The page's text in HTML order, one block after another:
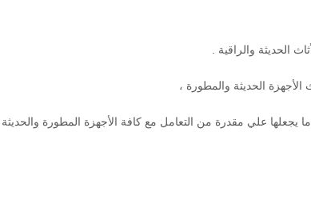
والراقية .
الحديثة والمطورة ،
يجعلها علي مقدرة من التعامل مع كافة الأجهزة المطورة والحديثة .